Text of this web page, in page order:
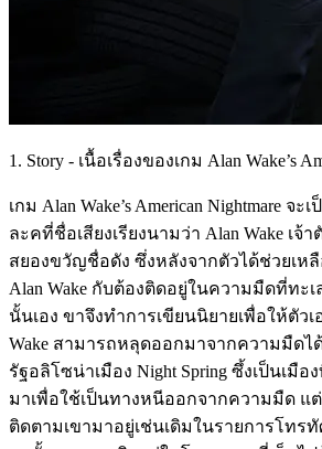
1. Story - เนื้อเรื่องของเกม Alan Wake’s
เกม Alan Wake’s American Nightmare จะ
ละคที่ชื่อเสียงเรียงนามว่า Alan Wake เจ้
สยองขวัญชื่อดัง ซึ่งหลังจากตัวได้ช่วยเห
Alan Wake กับต้องติดอยู่ในความมืดที่ทะเ
นั้นเอง ขาจึงทำการเขียนนิยายเพื่อให้ตัว
Wake สามารถหลุดออกมาจากความมืดไ
รัฐอลิโซน่าเมือง Night Spring ซึ้งเป็นเมือ
มาเพื่อใช้เป็นทางหนีออกจากความมืด แ
ติดตามเขามาอยู่เช่นเดิมในรายการโทร